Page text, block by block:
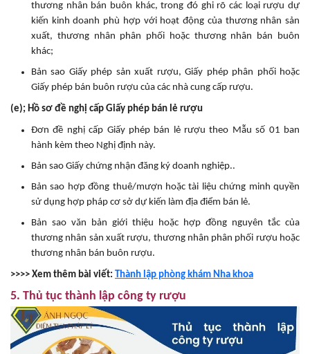
thương nhân bán buôn khác, trong đó ghi rõ các loại rượu dự
kiến kinh doanh phù hợp với hoạt động của thương nhân sản
xuất, thương nhân phân phối hoặc thương nhân bán buôn
khác;
Bản sao Giấy phép sản xuất rượu, Giấy phép phân phối hoặc
Giấy phép bán buôn rượu của các nhà cung cấp rượu.
(e); Hồ sơ đề nghị cấp Giấy phép bán lẻ rượu
Đơn đề nghị cấp Giấy phép bán lẻ rượu theo Mẫu số 01 ban
hành kèm theo Nghị định này.
Bản sao Giấy chứng nhận đăng ký doanh nghiệp..
Bản sao hợp đồng thuê/mượn hoặc tài liệu chứng minh quyền
sử dụng hợp pháp cơ sở dự kiến làm địa điểm bán lẻ.
Bản sao văn bản giới thiệu hoặc hợp đồng nguyên tắc của
thương nhân sản xuất rượu, thương nhân phân phối rượu hoặc
thương nhân bán buôn rượu.
>>>> Xem thêm bài viết: Thành lập phòng khám Nha khoa
5. Thủ tục thành lập công ty rượu